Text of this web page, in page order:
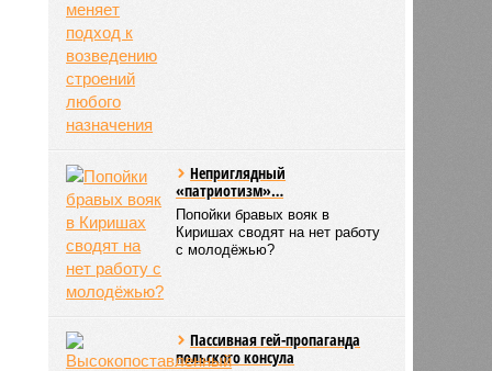
Неприглядный
«патриотизм»…
Попойки бравых вояк в
Киришах сводят на нет работу
с молодёжью?
Пассивная гей-пропаганда
польского консула